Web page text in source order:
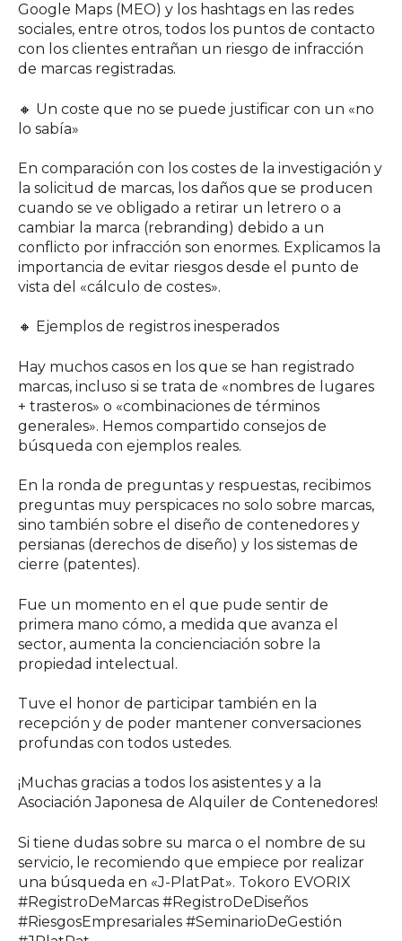
Google Maps (MEO) y los hashtags en las redes
sociales, entre otros, todos los puntos de contacto
con los clientes entrañan un riesgo de infracción
de marcas registradas.
🔸 Un coste que no se puede justificar con un «no
lo sabía»
En comparación con los costes de la investigación y
la solicitud de marcas, los daños que se producen
cuando se ve obligado a retirar un letrero o a
cambiar la marca (rebranding) debido a un
conflicto por infracción son enormes. Explicamos la
importancia de evitar riesgos desde el punto de
vista del «cálculo de costes».
🔸 Ejemplos de registros inesperados
Hay muchos casos en los que se han registrado
marcas, incluso si se trata de «nombres de lugares
+ trasteros» o «combinaciones de términos
generales». Hemos compartido consejos de
búsqueda con ejemplos reales.
En la ronda de preguntas y respuestas, recibimos
preguntas muy perspicaces no solo sobre marcas,
sino también sobre el diseño de contenedores y
persianas (derechos de diseño) y los sistemas de
cierre (patentes).
Fue un momento en el que pude sentir de
primera mano cómo, a medida que avanza el
sector, aumenta la concienciación sobre la
propiedad intelectual.
Tuve el honor de participar también en la
recepción y de poder mantener conversaciones
profundas con todos ustedes.
¡Muchas gracias a todos los asistentes y a la
Asociación Japonesa de Alquiler de Contenedores!
Si tiene dudas sobre su marca o el nombre de su
servicio, le recomiendo que empiece por realizar
una búsqueda en «J-PlatPat». Tokoro EVORIX
#RegistroDeMarcas #RegistroDeDiseños
#RiesgosEmpresariales #SeminarioDeGestión